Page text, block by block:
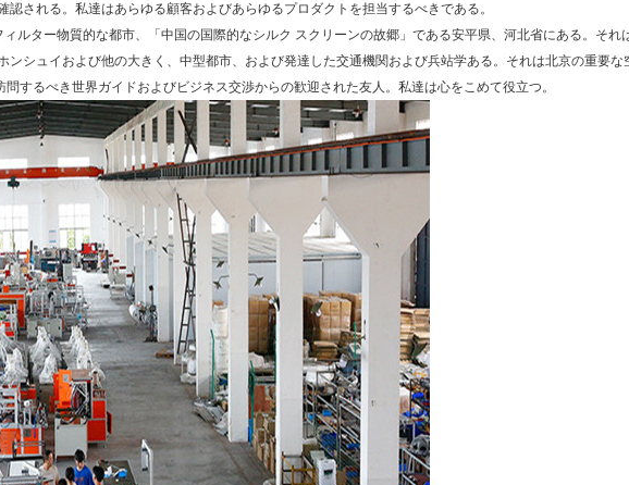
される。私達はあらゆる顧客およびあらゆるプロダクトを担当するべきである。
ルター物質的な都市、「中国の国際的なシルク スクリーンの故郷」である安平県、河北省にある。それ
ンシュイおよび他の大きく、中型都市、および発達した交通機関および兵站学ある。それは北京の重要
するべき世界ガイドおよびビジネス交渉からの歓迎された友人。私達は心をこめて役立つ。